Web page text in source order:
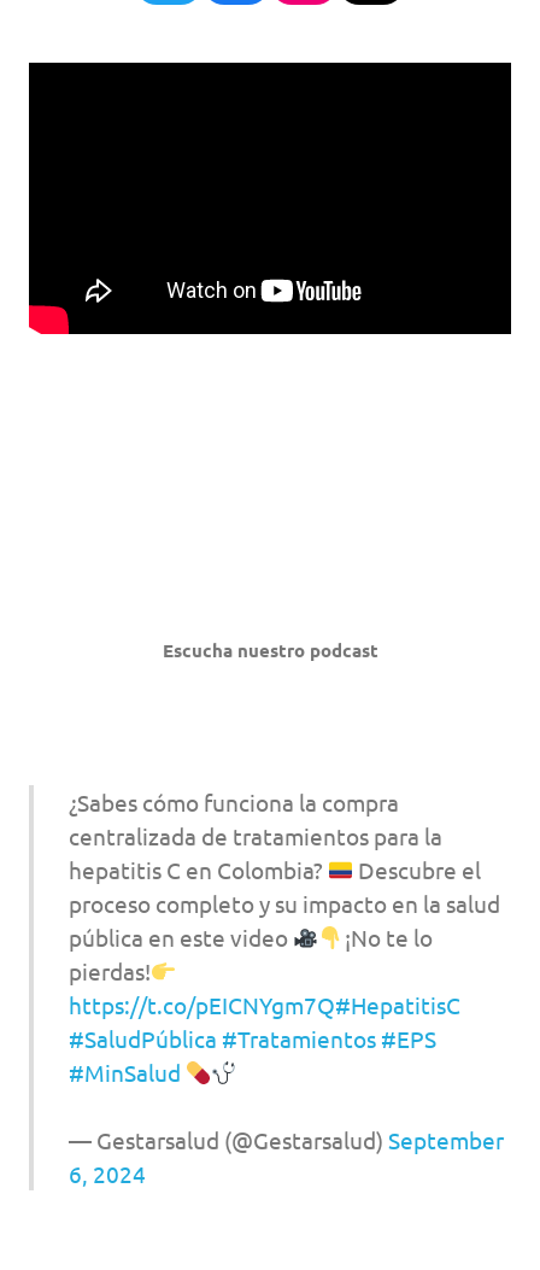
Escucha nuestro podcast
¿Sabes cómo funciona la compra
centralizada de tratamientos para la
hepatitis C en Colombia?
Descubre el
proceso completo y su impacto en la salud
pública en este video
¡No te lo
pierdas!
https://t.co/pEICNYgm7Q#HepatitisC
#SaludPública #Tratamientos #EPS
#MinSalud
— Gestarsalud (@Gestarsalud) September
6, 2024